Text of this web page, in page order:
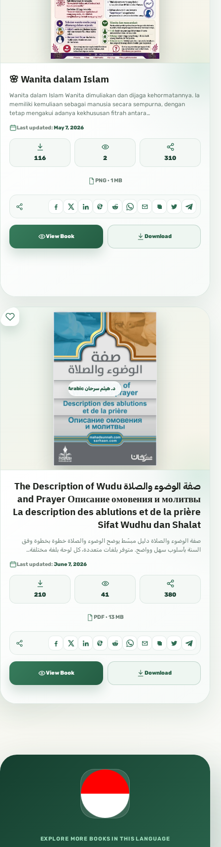
🌸 Wanita dalam Islam
Wanita dalam Islam Wanita dimuliakan dan dijaga kehormatannya. Ia
memiliki kemuliaan sebagai manusia secara sempurna, dengan
tetap mengakui adanya kekhususan fitrah antara…
Last updated:May 7, 2026
116 2 310
PNG · 1 MB
View Book Download
د. هيثم سرحان Arabic العربية
صفة الوضوء والصلاة The Description of Wudu
and Prayer Описание омовения и молитвы
La description des ablutions et de la prière
Sifat Wudhu dan Shalat
صفة الوضوء والصلاة دليل مبسّط يوضح الوضوء والصلاة خطوة بخطوة وفق
السنة بأسلوب سهل وواضح. متوفر بلغات متعددة، كل لوحة بلغة مختلفة…
Last updated:June 7, 2026
210 41 380
PDF · 13 MB
View Book Download
EXPLORE MORE BOOKS IN THIS LANGUAGE